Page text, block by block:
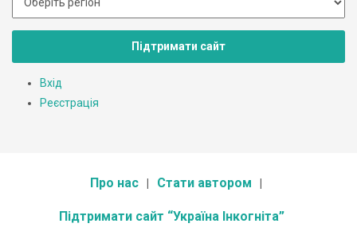
Підтримати сайт
Вхід
Реєстрація
Про нас Стати автором
Підтримати сайт “Україна Інкогніта”